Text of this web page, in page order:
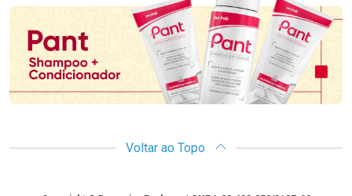
Voltar ao Topo